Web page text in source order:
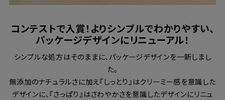
コンテストで入賞！よりシンプルでわかりやすい、
パッケージデザインにリニューアル！
シンプルな処方はそのままに、パッケージデザインを一新しまし
た。
無添加のナチュラルさに加え『しっとり』はクリーミー感を意識した
デザインに、『さっぱり』はさわやかさを意識したデザインにリニュ